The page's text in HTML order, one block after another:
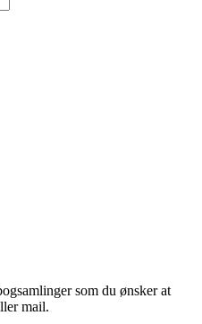
som du ønsker at
mail.